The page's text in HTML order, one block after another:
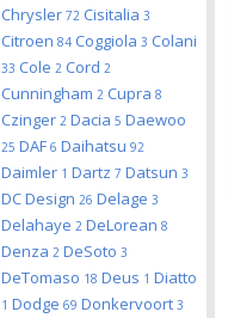
Chrysler 72 Cisitalia 3
Citroen 84 Coggiola 3 Colani
33 Cole 2 Cord 2
Cunningham 2 Cupra 8
Czinger 2 Dacia 5 Daewoo
25 DAF 6 Daihatsu 92
Daimler 1 Dartz 7 Datsun 3
DC Design 26 Delage 3
Delahaye 2 DeLorean 8
Denza 2 DeSoto 3
DeTomaso 18 Deus 1 Diatto
1 Dodge 69 Donkervoort 3